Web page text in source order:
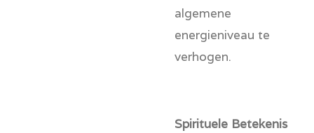
algemene
energieniveau te
verhogen.
Spirituele Betekenis